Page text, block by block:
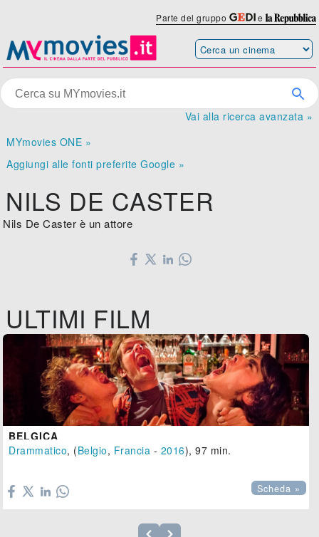
Parte del gruppo e
Vai alla ricerca avanzata »
MYmovies ONE »
Aggiungi alle fonti preferite Google »
NILS DE CASTER
Nils De Caster è un attore
ULTIMI FILM
BELGICA
Drammatico, (Belgio, Francia - 2016), 97 min.
Scheda »